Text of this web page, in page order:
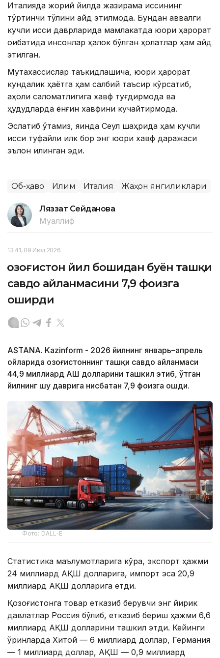
Италияда жорий йилда жазирама иссиқнинг
тўртинчи тўлқини қайд этилмоқда. Бундан аввалги
кучли иссиқ даврларида мамлакатда юқори ҳарорат
оқибатида инсонлар ҳалок бўлган ҳолатлар ҳам қайд
этилган.
Мутахассислар таъкидлашича, юқори ҳарорат
кундалик ҳаётга ҳам салбий таъсир кўрсатиб,
аҳоли саломатлигига хавф туғдирмоқда ва
ҳудудларда ёнғин хавфини кучайтирмоқда.
Эслатиб ўтамиз, яқинда Сеул шаҳрида ҳам кучли
иссиқ туфайли илк бор энг юқори хавф даражаси
эълон қилинган эди.
Об-ҳаво Иқлим Италия Жаҳон янгиликлари
Ляззат Сейданова
Муаллиф
13:41, 09 Июл 2026
Қозоғистон йил бошидан буён ташқи
савдо айланмасини 7,9 фоизга
оширди
ASTANA. Kazinform - 2026 йилнинг январь–апрель
ойларида Қозоғистоннинг ташқи савдо айланмаси
44,9 миллиард АҚШ долларини ташкил этиб, ўтган
йилнинг шу даврига нисбатан 7,9 фоизга ошди.
Фото: DALL-E
Статистика маълумотларига кўра, экспорт ҳажми
24 миллиард АҚШ долларига, импорт эса 20,9
миллиард АҚШ долларига етди.
Қозоғистонга товар етказиб берувчи энг йирик
давлатлар Россия бўлиб, етказиб бериш ҳажми 6,6
миллиард АҚШ долларини ташкил этди. Кейинги
ўринларда Хитой — 6 миллиард доллар, Германия
— 1 миллиард доллар, АҚШ — 0,9 миллиард